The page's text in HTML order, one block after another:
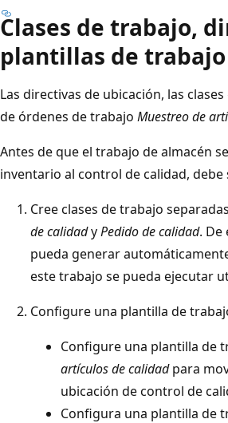
Clases de trabajo,
plantillas de trabajo
Las directivas de ubicación, las
de órdenes de trabajo Muestreo de
Antes de que el trabajo de almacén
inventario al control de calidad,
Cree clases de trabajo
de calidadyPedido de calidad. De
pueda generar
este trabajo se pueda ejecutar
Configure una plantilla de
Configure una plantilla de
artículos de calidadpara
ubicación de control de
Configura una plantilla de